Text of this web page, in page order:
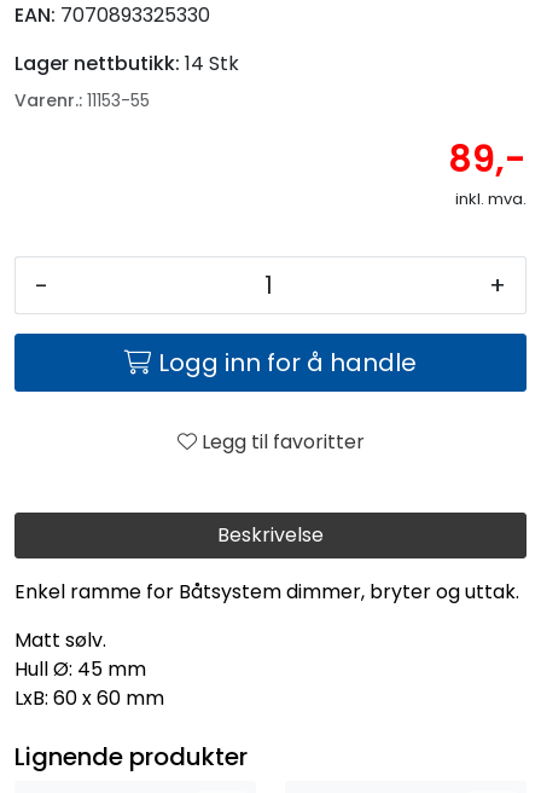
Beskrivelse
Enkel ramme for Båtsystem dimmer, bryter og uttak.
Matt sølv.
Hull Ø: 45 mm
LxB: 60 x 60 mm
EAN: 7070893325330
Lager nettbutikk: 14 Stk
Varenr.: 11153-55
89,-
inkl. mva.
- +
Logg inn for å handle
Legg til favoritter
Lignende produkter